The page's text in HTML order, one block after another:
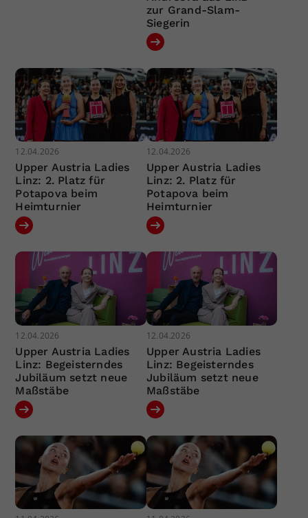
zur Grand-Slam-
Siegerin
12.04.2026
Upper Austria Ladies
Linz: 2. Platz für
Potapova beim
Heimturnier
12.04.2026
Upper Austria Ladies
Linz: 2. Platz für
Potapova beim
Heimturnier
12.04.2026
Upper Austria Ladies
Linz: Begeisterndes
Jubiläum setzt neue
Maßstäbe
12.04.2026
Upper Austria Ladies
Linz: Begeisterndes
Jubiläum setzt neue
Maßstäbe